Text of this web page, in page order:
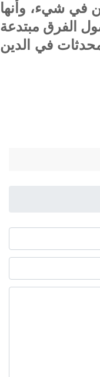
في شيء، وأنها
الفرق مبتدعة
في الدين